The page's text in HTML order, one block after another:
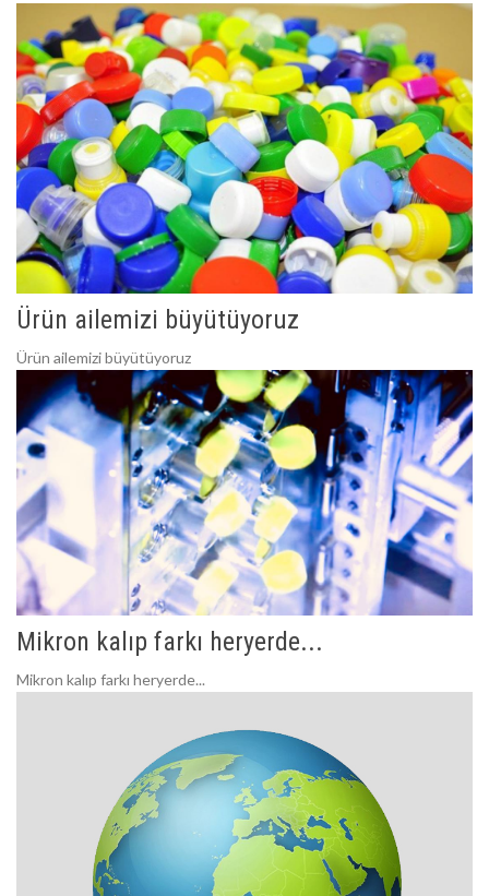
Ürün ailemizi büyütüyoruz
Ürün ailemizi büyütüyoruz
Mikron kalıp farkı heryerde...
Mikron kalıp farkı heryerde...